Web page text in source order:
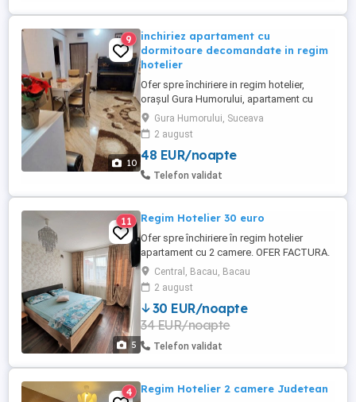
10
9
inchiriez apartament cu
dormitoare decomandate in regim
hotelier
Ofer spre închiriere in regim hotelier,
orașul Gura Humorului, apartament cu
doua dormitoare decomandate, recent
renovat, mobilat și utilat cu tot ce este
necesar pt a petrece un sejur de neuitat în
frumoasa Bucovina. Exclus excorte! Pentru
o perioada mai lungă se mai negociază.
Gura Humorului, Suceava
2 august
48 EUR/noapte
Telefon validat
5
11 Regim Hotelier 30 euro
Ofer spre închiriere în regim hotelier
apartament cu 2 camere. OFER FACTURA.
- Apartamentul este situat în centrul
orașului pe str 9 Mai nr. 52 (față în față cu
BCR central), fiind mobilat și utilat complet
cu o suprafață utila de 66 m . - Preț 160 de
lei pe zi pentru 1 persoana și are o ...
Central, Bacau, Bacau
2 august
30 EUR/noapte
34 EUR/noapte
Telefon validat
4 Regim Hotelier 2 camere Judetean